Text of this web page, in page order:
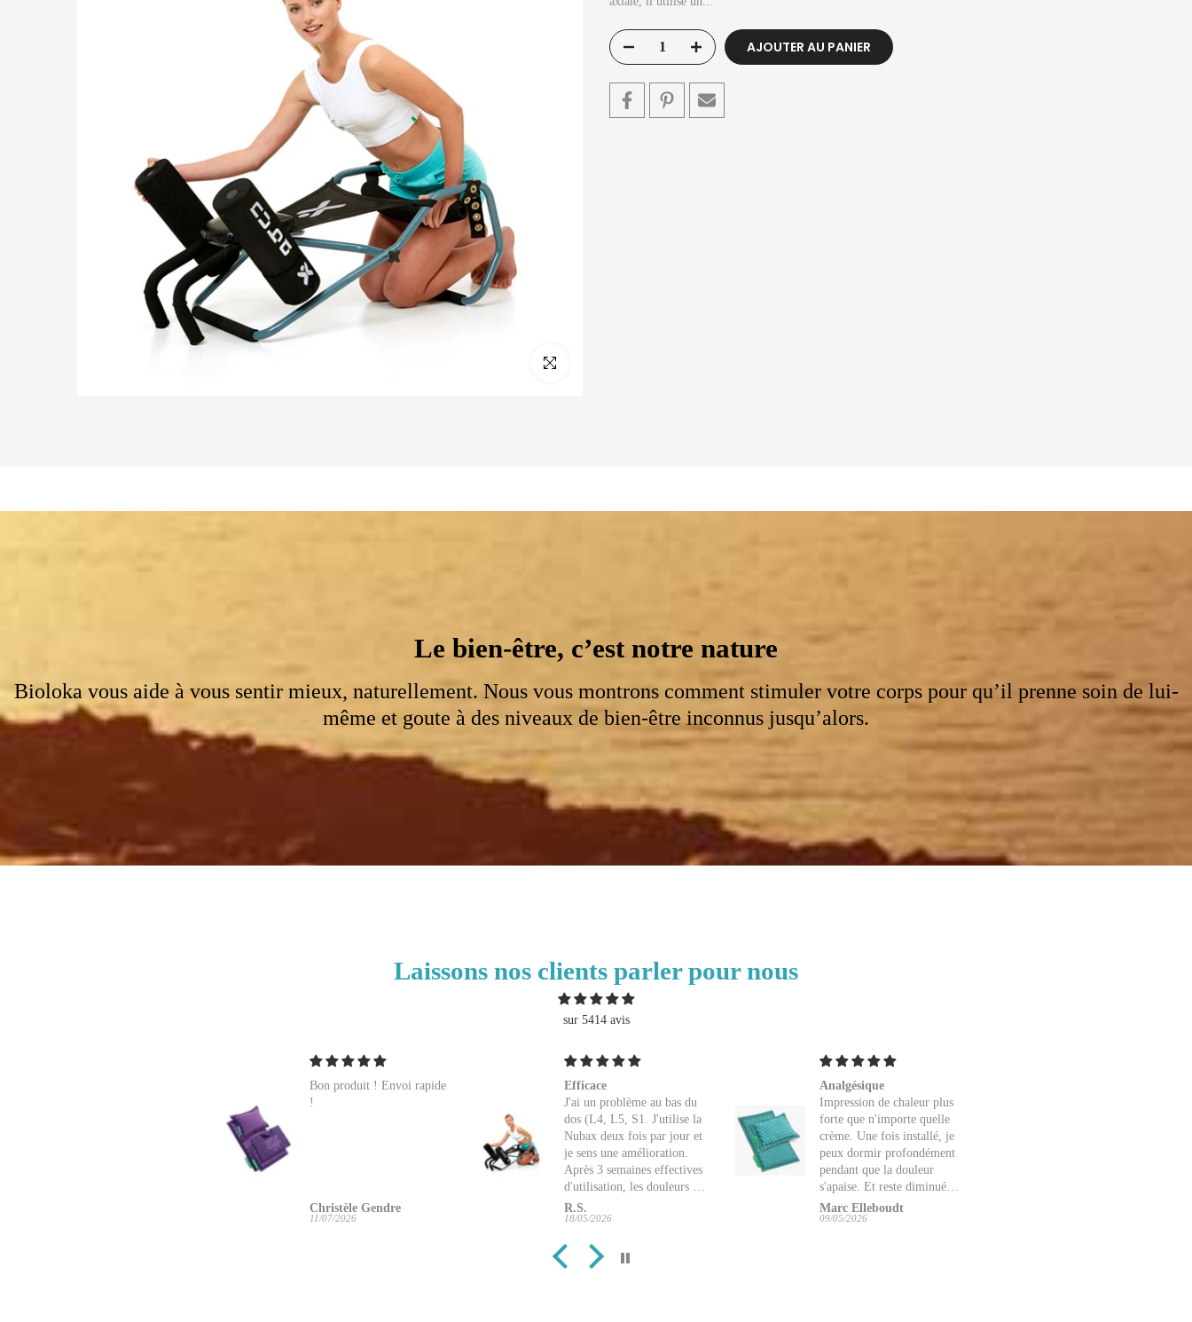
Cliquez pour agrandir
AJOUTER AU PANIER
Le bien-être, c’est notre nature
Bioloka vous aide à vous sentir mieux, naturellement. Nous vous montrons comment stimuler votre corps pour qu’il prenne soin de lui-
même et goute à des niveaux de bien-être inconnus jusqu’alors.
Laissons nos clients parler pour nous
sur 5414 avis
Bon produit ! Envoi rapide
Christèle Gendre
11/07/2026
Efficace
J'ai un problème au bas du
dos (L4, L5, S1. J'utilise la
Nubax deux fois par jour et
je sens une amélioration.
Après 3 semaines effectives
d'utilisation, les douleurs ne
sont pas parties mais ont
bien diminué. J'espère que
là...
R.S.
18/05/2026
Analgésique
Impression de chaleur plus
forte que n'importe quelle
crème. Une fois installé, je
peux dormir profondément
pendant que la douleur
s'apaise. Et reste diminuée
voire disparue un certain
temps après m'être remis en
Marc Elleboudt
09/05/2026